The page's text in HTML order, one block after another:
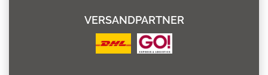
VERSANDPARTNER